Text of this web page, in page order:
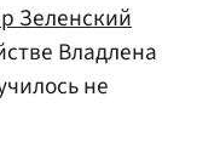
Зеленский
Владлена
не